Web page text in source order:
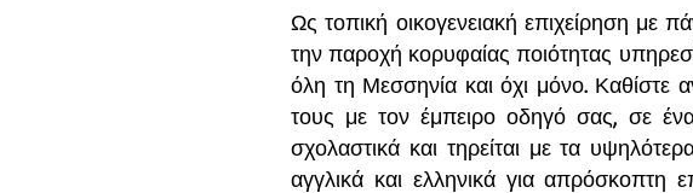
Ως τοπική οικογενειακή επιχείρηση με
την παροχή κορυφαίας ποιότητας
όλη τη Μεσσηνία και όχι μόνο. Καθίστε
τους με τον έμπειρο οδηγό σας, σε
σχολαστικά και τηρείται με τα
αγγλικά και ελληνικά για